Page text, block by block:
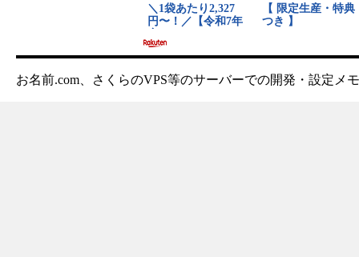
お名前.com、さくらのVPS等のサーバーでの開発・設定メモ